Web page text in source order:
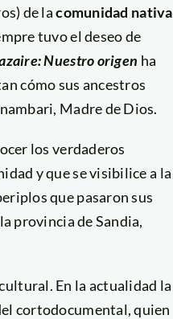
de lacomunidad nativa
tuvo el deseo de
Nuestro origen ha
cómo sus ancestros
Madre de Dios.
los verdaderos
y que se visibilice a la
que pasaron sus
provincia de Sandia,
En la actualidad la
cortodocumental, quien